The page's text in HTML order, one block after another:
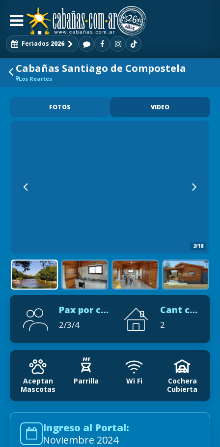
Feriados 2026
Cabañas Santiago de Compostela
Los Reartes
FOTOS VIDEO
2/18
Pax por cabaña
2/3/4
Cant cabañas
2
Aceptan
Mascotas
Parrilla Wi Fi
Cochera
Cubierta
Ingreso al Portal:
Noviembre 2024